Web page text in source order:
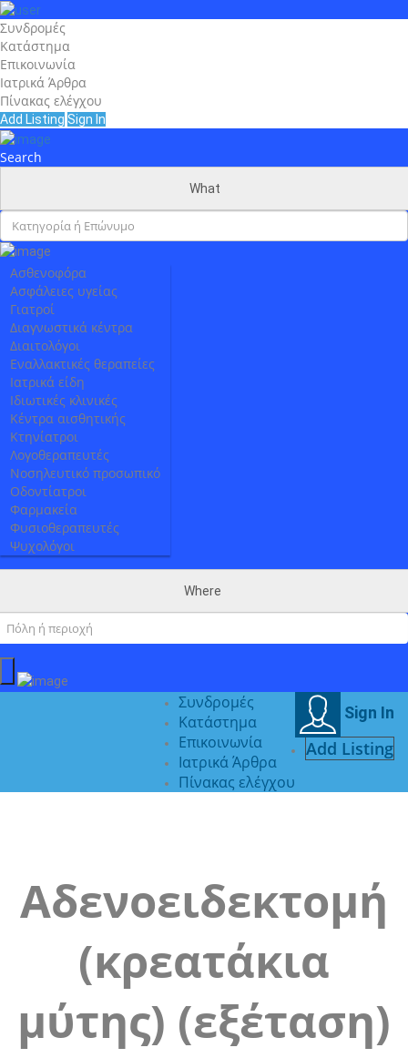
Συνδρομές
Κατάστημα
Επικοινωνία
Ιατρικά Άρθρα
Πίνακας ελέγχου
Add Listing Sign In
Search
What
Ασθενοφόρα
Ασφάλειες υγείας
Γιατροί
Διαγνωστικά κέντρα
Διαιτολόγοι
Εναλλακτικές θεραπείες
Ιατρικά είδη
Ιδιωτικές κλινικές
Κέντρα αισθητικής
Κτηνίατροι
Λογοθεραπευτές
Νοσηλευτικό προσωπικό
Οδοντίατροι
Φαρμακεία
Φυσιοθεραπευτές
Ψυχολόγοι
Where
Sign In
Add Listing
Συνδρομές
Κατάστημα
Επικοινωνία
Ιατρικά Άρθρα
Πίνακας ελέγχου
Αδενοειδεκτομή
(κρεατάκια
μύτης) (εξέταση)